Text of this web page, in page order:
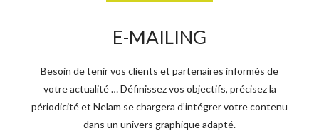
E-MAILING
Besoin de tenir vos clients et partenaires informés de
votre actualité … Définissez vos objectifs, précisez la
périodicité et Nelam se chargera d’intégrer votre contenu
dans un univers graphique adapté.